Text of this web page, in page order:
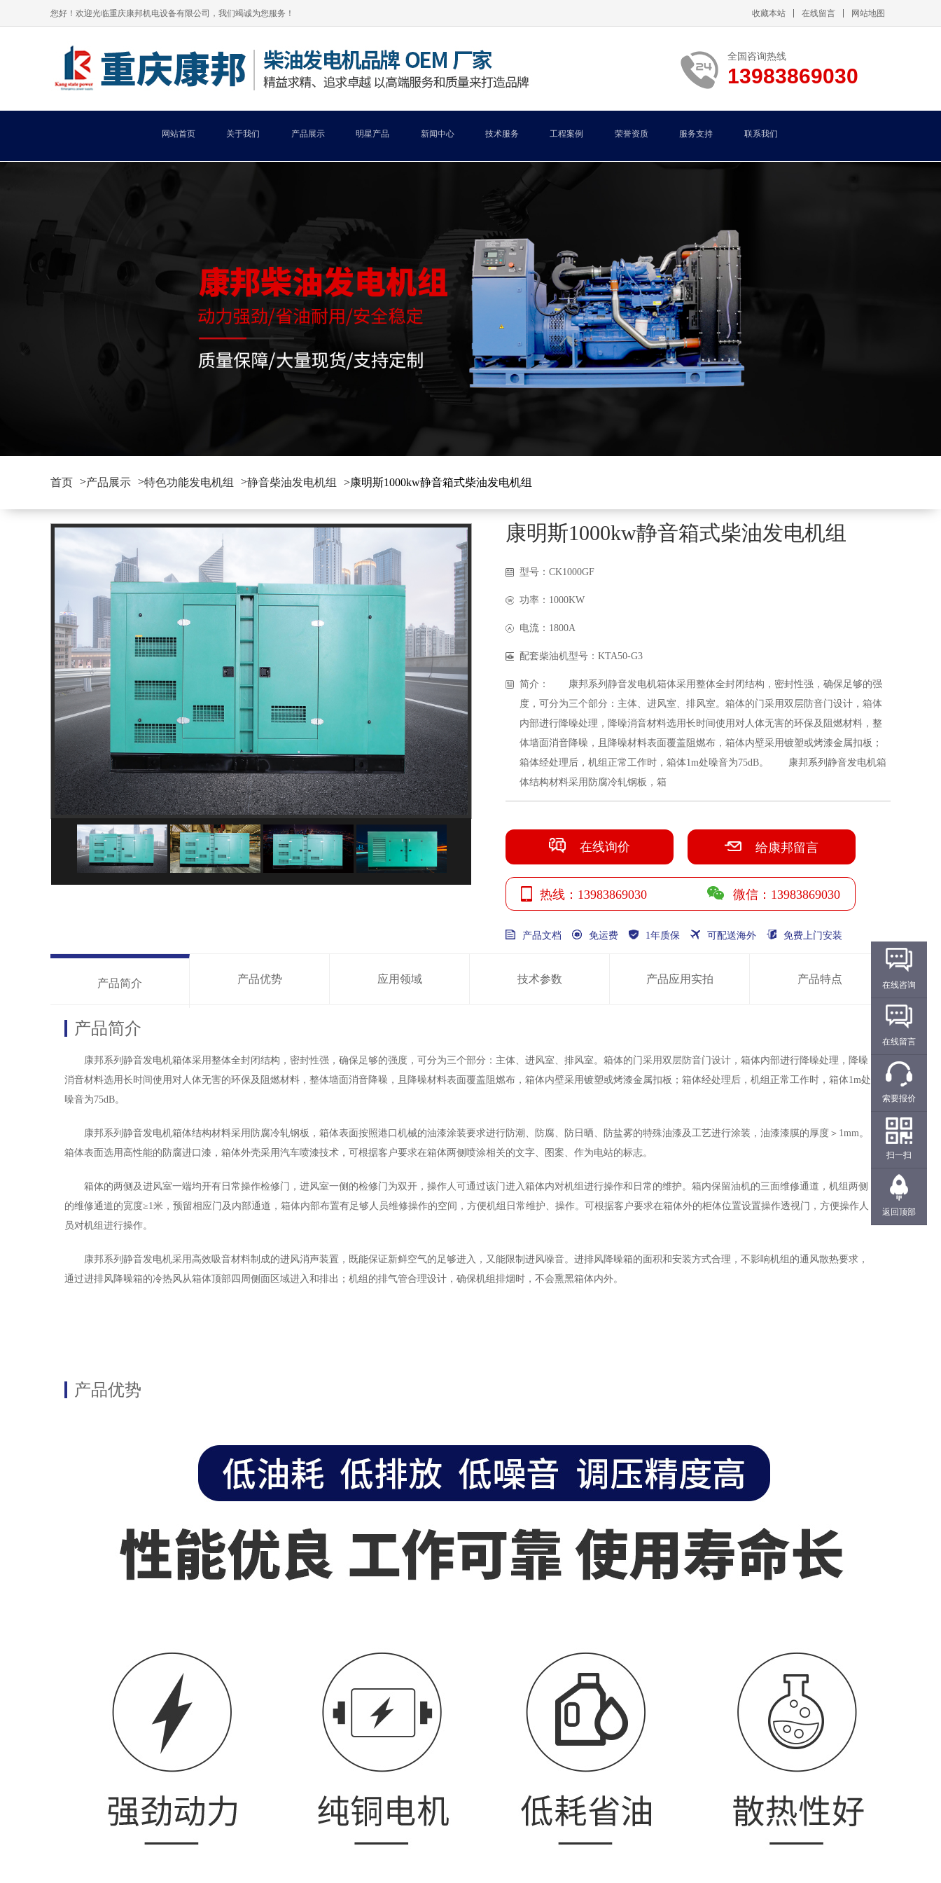
您好！欢迎光临重庆康邦机电设备有限公司，我们竭诚为您服务！ 收藏本站 在线留言 网站地图
全国咨询热线
13983869030
网站首页 关于我们 产品展示 明星产品 新闻中心 技术服务 工程案例 荣誉资质 服务支持 联系我们
首页 >产品展示 >特色功能发电机组 >静音柴油发电机组 >康明斯1000kw静音箱式柴油发电机组
康明斯1000kw静音箱式柴油发电机组
型号：CK1000GF
功率：1000KW
电流：1800A
配套柴油机型号：KTA50-G3
简介： 康邦系列静音发电机箱体采用整体全封闭结构，密封性强，确保足够的强
度，可分为三个部分：主体、进风室、排风室。箱体的门采用双层防音门设计，箱体
内部进行降噪处理，降噪消音材料选用长时间使用对人体无害的环保及阻燃材料，整
体墙面消音降噪，且降噪材料表面覆盖阻燃布，箱体内壁采用镀塑或烤漆金属扣板；
箱体经处理后，机组正常工作时，箱体1m处噪音为75dB。 康邦系列静音发电机箱
体结构材料采用防腐冷轧钢板，箱
在线询价 给康邦留言
热线：13983869030 微信：13983869030
产品文档 免运费 1年质保 可配送海外 免费上门安装
产品简介 产品优势 应用领域 技术参数 产品应用实拍 产品特点
产品简介
康邦系列静音发电机箱体采用整体全封闭结构，密封性强，确保足够的强度，可分为三个部分：主体、进风室、排风室。箱体的门采用双层防音门设计，箱体内部进行降噪处理，降噪
消音材料选用长时间使用对人体无害的环保及阻燃材料，整体墙面消音降噪，且降噪材料表面覆盖阻燃布，箱体内壁采用镀塑或烤漆金属扣板；箱体经处理后，机组正常工作时，箱体1m处
噪音为75dB。
康邦系列静音发电机箱体结构材料采用防腐冷轧钢板，箱体表面按照港口机械的油漆涂装要求进行防潮、防腐、防日晒、防盐雾的特殊油漆及工艺进行涂装，油漆漆膜的厚度＞1mm。
箱体表面选用高性能的防腐进口漆，箱体外壳采用汽车喷漆技术，可根据客户要求在箱体两侧喷涂相关的文字、图案、作为电站的标志。
箱体的两侧及进风室一端均开有日常操作检修门，进风室一侧的检修门为双开，操作人可通过该门进入箱体内对机组进行操作和日常的维护。箱内保留油机的三面维修通道，机组两侧
的维修通道的宽度≥1米，预留相应门及内部通道，箱体内部布置有足够人员维修操作的空间，方便机组日常维护、操作。可根据客户要求在箱体外的柜体位置设置操作透视门，方便操作人
员对机组进行操作。
康邦系列静音发电机采用高效吸音材料制成的进风消声装置，既能保证新鲜空气的足够进入，又能限制进风噪音。进排风降噪箱的面积和安装方式合理，不影响机组的通风散热要求，
通过进排风降噪箱的冷热风从箱体顶部四周侧面区域进入和排出；机组的排气管合理设计，确保机组排烟时，不会熏黑箱体内外。
产品优势
在线咨询
在线留言
索要报价
扫一扫
返回顶部